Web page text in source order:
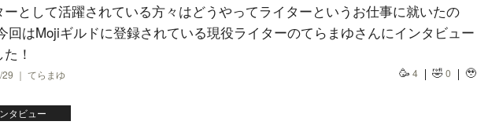
ーとして活躍されている方々はどうやってライターというお仕事に就いたの
回はMojiギルドに登録されている現役ライターのてらまゆさんにインタビュー
！
｜ てらまゆ 🥳 4 🤣0 🥹
タビュー